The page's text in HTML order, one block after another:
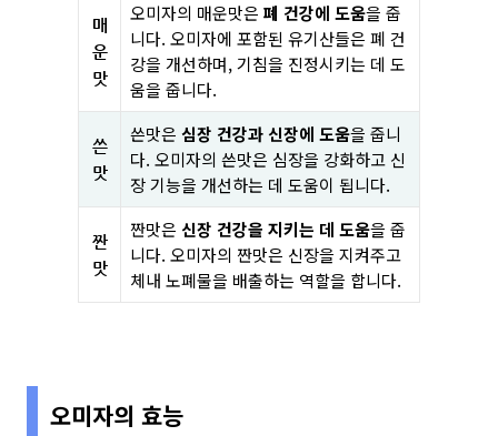
매
운
맛
오미자의 매운맛은 폐 건강에 도움을 줍
니다. 오미자에 포함된 유기산들은 폐 건
강을 개선하며, 기침을 진정시키는 데 도
움을 줍니다.
쓴
맛
쓴맛은 심장 건강과 신장에 도움을 줍니
다. 오미자의 쓴맛은 심장을 강화하고 신
장 기능을 개선하는 데 도움이 됩니다.
짠
맛
짠맛은 신장 건강을 지키는 데 도움을 줍
니다. 오미자의 짠맛은 신장을 지켜주고
체내 노폐물을 배출하는 역할을 합니다.
오미자의 효능